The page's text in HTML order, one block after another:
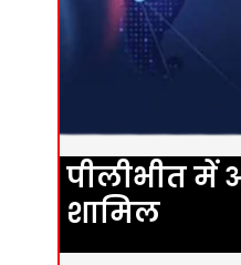
पीलीभीत में
शामिल